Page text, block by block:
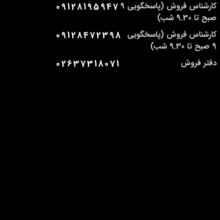
کارشناس فروش (پاسخگویی 9
صبح تا 9.30 شب)
09128195947
کارشناس فروش (پاسخگویی
9 صبح تا 9.30 شب)
09128472398
دفتر فروش 02637318071